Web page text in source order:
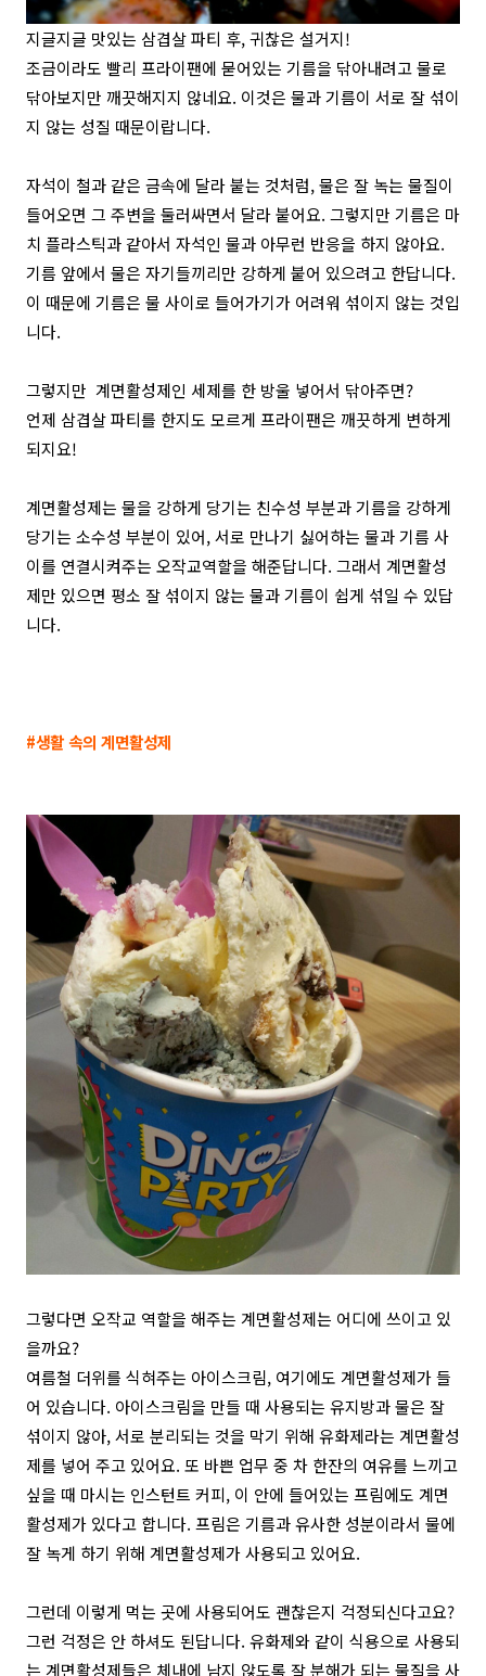
지글지글 맛있는 삼겹살 파티 후, 귀찮은 설거지!
조금이라도 빨리 프라이팬에 묻어있는 기름을 닦아내려고 물로
닦아보지만 깨끗해지지 않네요. 이것은 물과 기름이 서로 잘 섞이
지 않는 성질 때문이랍니다.
자석이 철과 같은 금속에 달라 붙는 것처럼, 물은 잘 녹는 물질이
들어오면 그 주변을 둘러싸면서 달라 붙어요. 그렇지만 기름은 마
치 플라스틱과 같아서 자석인 물과 아무런 반응을 하지 않아요.
기름 앞에서 물은 자기들끼리만 강하게 붙어 있으려고 한답니다.
이 때문에 기름은 물 사이로 들어가기가 어려워 섞이지 않는 것입
니다.
그렇지만 계면활성제인 세제를 한 방울 넣어서 닦아주면?
언제 삼겹살 파티를 한지도 모르게 프라이팬은 깨끗하게 변하게
되지요!
계면활성제는 물을 강하게 당기는 친수성 부분과 기름을 강하게
당기는 소수성 부분이 있어, 서로 만나기 싫어하는 물과 기름 사
이를 연결시켜주는 오작교역할을 해준답니다. 그래서 계면활성
제만 있으면 평소 잘 섞이지 않는 물과 기름이 쉽게 섞일 수 있답
니다.
#생활 속의 계면활성제
그렇다면 오작교 역할을 해주는 계면활성제는 어디에 쓰이고 있
을까요?
여름철 더위를 식혀주는 아이스크림, 여기에도 계면활성제가 들
어 있습니다. 아이스크림을 만들 때 사용되는 유지방과 물은 잘
섞이지 않아, 서로 분리되는 것을 막기 위해 유화제라는 계면활성
제를 넣어 주고 있어요. 또 바쁜 업무 중 차 한잔의 여유를 느끼고
싶을 때 마시는 인스턴트 커피, 이 안에 들어있는 프림에도 계면
활성제가 있다고 합니다. 프림은 기름과 유사한 성분이라서 물에
잘 녹게 하기 위해 계면활성제가 사용되고 있어요.
그런데 이렇게 먹는 곳에 사용되어도 괜찮은지 걱정되신다고요?
그런 걱정은 안 하셔도 된답니다. 유화제와 같이 식용으로 사용되
는 계면활성제들은 체내에 남지 않도록 잘 분해가 되는 물질을 사